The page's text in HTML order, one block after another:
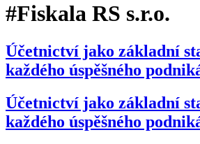
#Fiskala RS s.r.o.
Účetnictví jako základní
každého úspěšného
Účetnictví jako základní
každého úspěšného